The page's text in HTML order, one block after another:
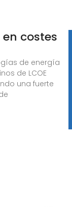
costes
de energía
de LCOE
una fuerte